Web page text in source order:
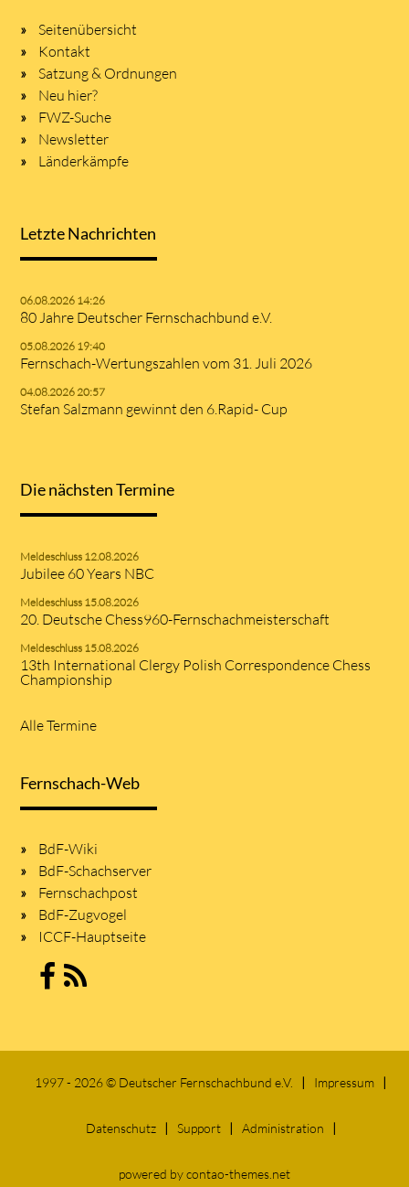
Seitenübersicht
Kontakt
Satzung & Ordnungen
Neu hier?
FWZ-Suche
Newsletter
Länderkämpfe
Letzte Nachrichten
06.08.2026 14:26
80 Jahre Deutscher Fernschachbund e.V.
05.08.2026 19:40
Fernschach-Wertungszahlen vom 31. Juli 2026
04.08.2026 20:57
Stefan Salzmann gewinnt den 6.Rapid- Cup
Die nächsten Termine
Meldeschluss 12.08.2026
Jubilee 60 Years NBC
Meldeschluss 15.08.2026
20. Deutsche Chess960-Fernschachmeisterschaft
Meldeschluss 15.08.2026
13th International Clergy Polish Correspondence Chess
Championship
Alle Termine
Fernschach-Web
BdF-Wiki
BdF-Schachserver
Fernschachpost
BdF-Zugvogel
ICCF-Hauptseite
1997 - 2026 © Deutscher Fernschachbund e.V. Impressum
Datenschutz Support Administration
powered bycontao-themes.net